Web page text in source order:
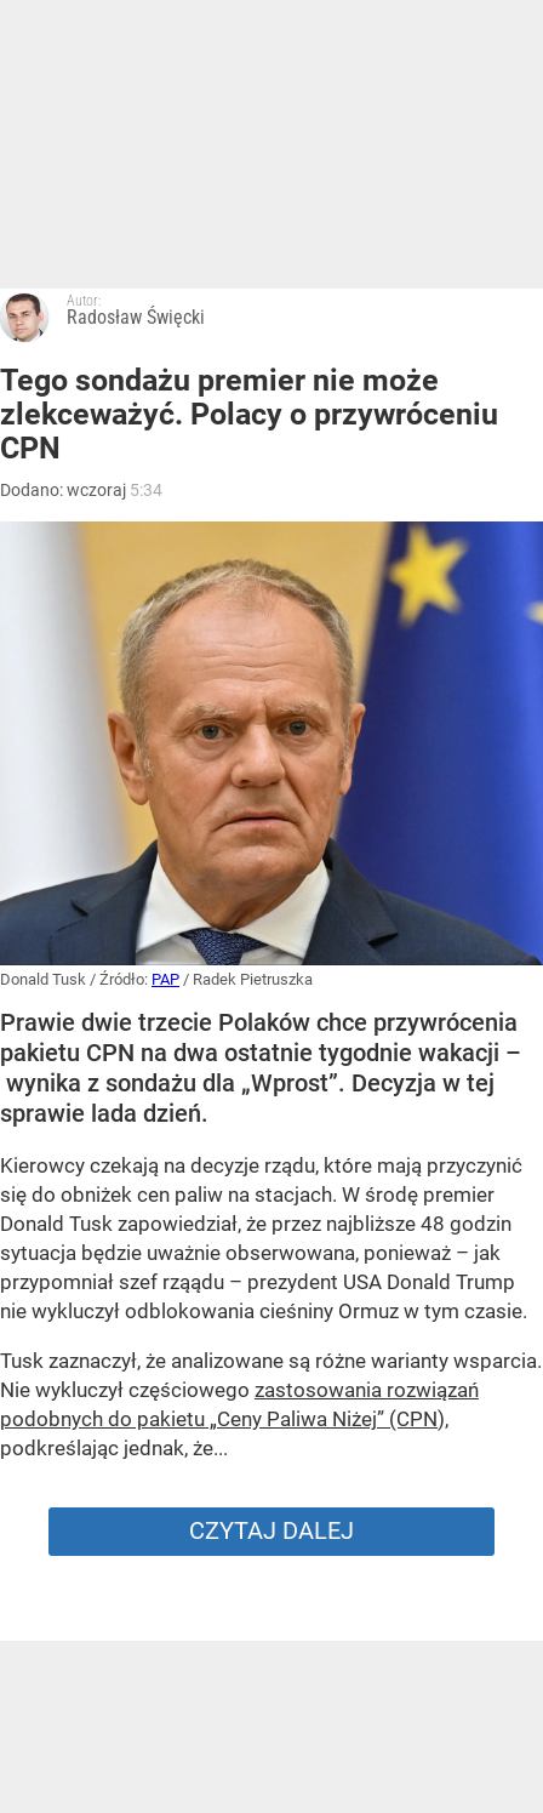
Autor:
Radosław Święcki
Tego sondażu premier nie może
zlekceważyć. Polacy o przywróceniu
CPN
Dodano:wczoraj 5:34
Donald Tusk / Źródło: PAP / Radek Pietruszka
Prawie dwie trzecie Polaków chce przywrócenia
pakietu CPN na dwa ostatnie tygodnie wakacji –
wynika z sondażu dla „Wprost”. Decyzja w tej
sprawie lada dzień.
Kierowcy czekają na decyzje rządu, które mają przyczynić
się do obniżek cen paliw na stacjach. W środę premier
Donald Tusk zapowiedział, że przez najbliższe 48 godzin
sytuacja będzie uważnie obserwowana, ponieważ – jak
przypomniał szef rząądu – prezydent USA Donald Trump
nie wykluczył odblokowania cieśniny Ormuz w tym czasie.
Tusk zaznaczył, że analizowane są różne warianty wsparcia.
Nie wykluczył częściowego zastosowania rozwiązań
podobnych do pakietu „Ceny Paliwa Niżej” (CPN),
podkreślając jednak, że...
CZYTAJ DALEJ